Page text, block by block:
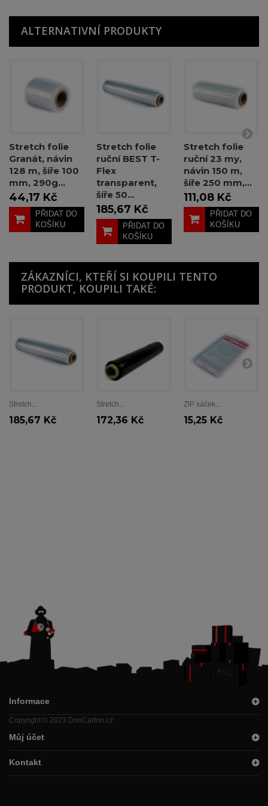
ALTERNATIVNÍ PRODUKTY
Stretch folie
Granát, návin
128 m, šíře 100
mm, 290g...
44,17 Kč
PŘIDAT DO
KOŠÍKU
Stretch folie
ruční BEST T-
Flex
transparent,
šíře 50...
185,67 Kč
PŘIDAT DO
KOŠÍKU
Stretch folie
ruční 23 my,
návin 150 m,
šíře 250 mm,...
111,08 Kč
PŘIDAT DO
KOŠÍKU
ZÁKAZNÍCI, KTEŘÍ SI KOUPILI TENTO
PRODUKT, KOUPILI TAKÉ:
Stretch...
185,67 Kč
Stretch...
172,36 Kč
ZIP sáček...
15,25 Kč
Informace
Copyright © 2023 DonCarton.cz
Můj účet
Kontakt